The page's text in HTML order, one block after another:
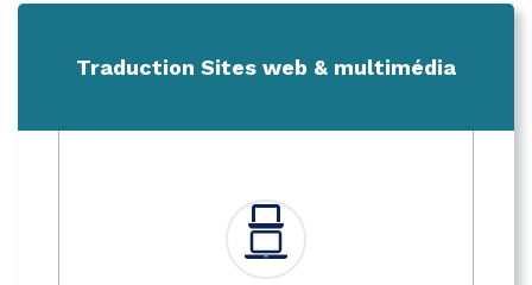
Traduction Sites web & multimédia